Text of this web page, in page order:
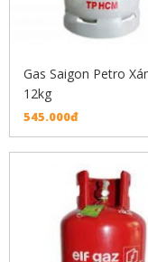
Gas Saigon Petro
12kg
545.000đ